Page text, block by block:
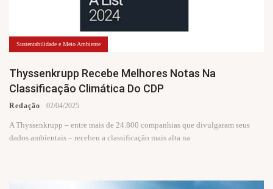
Sustentabilidade e Meio Ambiente
Thyssenkrupp Recebe Melhores Notas Na
Classificação Climática Do CDP
Redação 02/04/2025
A Thyssenkrupp – entre mais de 24.800 companhias que divulgaram seus
dados ambientais – recebeu a classificação mais alta na